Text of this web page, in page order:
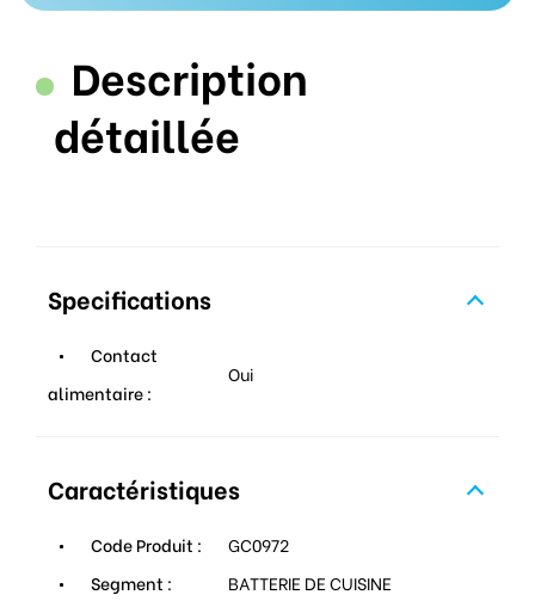
Description
détaillée
Specifications
Contact
alimentaire :
Oui
Caractéristiques
Code Produit :
GC0972
Segment :
BATTERIE DE CUISINE